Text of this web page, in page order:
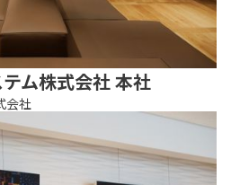
ム株式会社 本社
会社